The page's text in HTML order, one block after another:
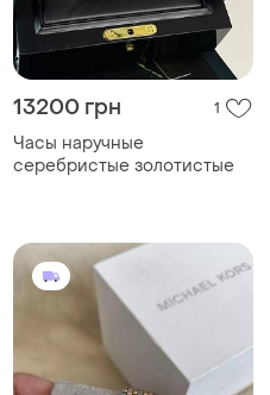
13200 грн 1
Часы наручные
серебристые золотистые